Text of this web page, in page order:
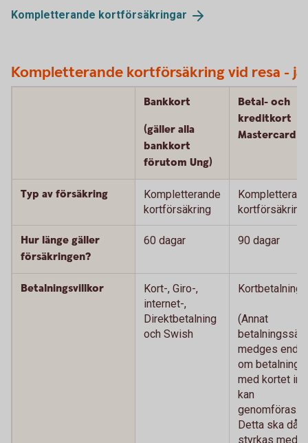
Kompletterande kortförsäkringar
Kompletterande kortförsäkring vid resa -
Bankkort
(gäller alla
bankkort
förutom Ung)
Betal- och
kreditkort
Mastercard
Typ av försäkring
Kompletterande
kortförsäkring
kortförsäkring
Hur länge gäller
försäkringen?
60 dagar 90 dagar
Betalningsvillkor
Kort-, Giro-,
internet-,
Direktbetalning
och Swish
Kortbetalning
(Annat
betalningssätt
medges
om betalning
med kortet
kan
genomföras.
Detta ska då
styrkas med